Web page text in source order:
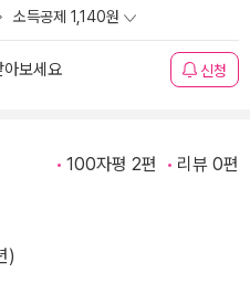
소득공제 1,140원
보세요 신청
100자평 2편 리뷰 0편
)